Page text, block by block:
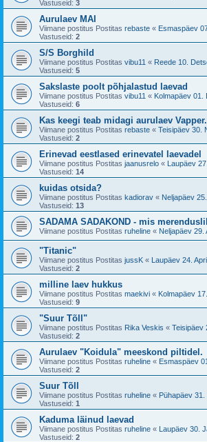
Vastuseid: 3
Aurulaev MAI
Viimane postitus Postitas rebaste « Esmaspäev
Vastuseid: 2
S/S Borghild
Viimane postitus Postitas vibu11 « Reede 10.
Vastuseid: 5
Sakslaste poolt põhjalastud laevad
Viimane postitus Postitas vibu11 « Kolmapäev 01.
Vastuseid: 6
Kas keegi teab midagi aurulaev
Viimane postitus Postitas rebaste « Teisipäev 30.
Vastuseid: 2
Erinevad eestlased erinevatel laevadel
Viimane postitus Postitas jaanusrelo « Laupäev
Vastuseid: 14
kuidas otsida?
Viimane postitus Postitas kadiorav « Neljapäev
Vastuseid: 13
SADAMA SADAKOND - mis
Viimane postitus Postitas ruheline « Neljapäev 29.
"Titanic"
Viimane postitus Postitas jussK « Laupäev 24.
Vastuseid: 2
milline laev hukkus
Viimane postitus Postitas maekivi « Kolmapäev
Vastuseid: 9
"Suur Tõll"
Viimane postitus Postitas Rika Veskis « Teisipäev
Vastuseid: 2
Aurulaev "Koidula" meeskond piltidel.
Viimane postitus Postitas ruheline « Esmaspäev
Vastuseid: 2
Suur Tõll
Viimane postitus Postitas ruheline « Pühapäev
Vastuseid: 1
Kaduma läinud laevad
Viimane postitus Postitas ruheline « Laupäev 30.
Vastuseid: 2